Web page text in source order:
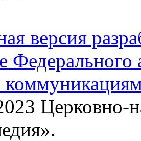
версия
Федерального
Церковно-